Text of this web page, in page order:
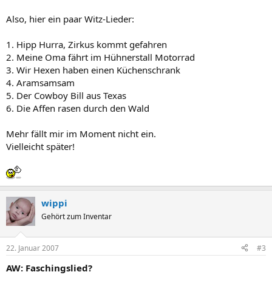
Also, hier ein paar Witz-Lieder:
1. Hipp Hurra, Zirkus kommt gefahren
2. Meine Oma fährt im Hühnerstall Motorrad
3. Wir Hexen haben einen Küchenschrank
4. Aramsamsam
5. Der Cowboy Bill aus Texas
6. Die Affen rasen durch den Wald
Mehr fällt mir im Moment nicht ein.
Vielleicht später!
wippi
Gehört zum Inventar
22. Januar 2007 #3
AW: Faschingslied?